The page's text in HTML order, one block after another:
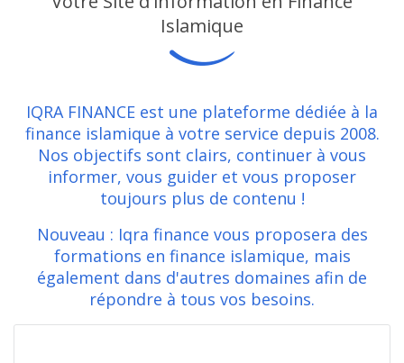
Islamique
IQRA FINANCE est une plateforme dédiée à la
finance islamique à votre service depuis 2008.
Nos objectifs sont clairs, continuer à vous
informer, vous guider et vous proposer
toujours plus de contenu !
Nouveau : Iqra finance vous proposera des
formations en finance islamique, mais
également dans d'autres domaines afin de
répondre à tous vos besoins.